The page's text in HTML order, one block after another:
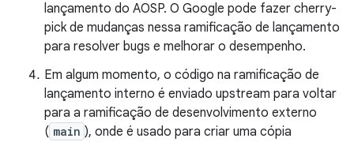
lançamento do AOSP. O Google pode fazer cherry-
pick de mudanças nessa ramificação de lançamento
para resolver bugs e melhorar o desempenho.
Em algum momento, o código na ramificação de
lançamento interno é enviado upstream para voltar
para a ramificação de desenvolvimento externo
( main ), onde é usado para criar uma cópia